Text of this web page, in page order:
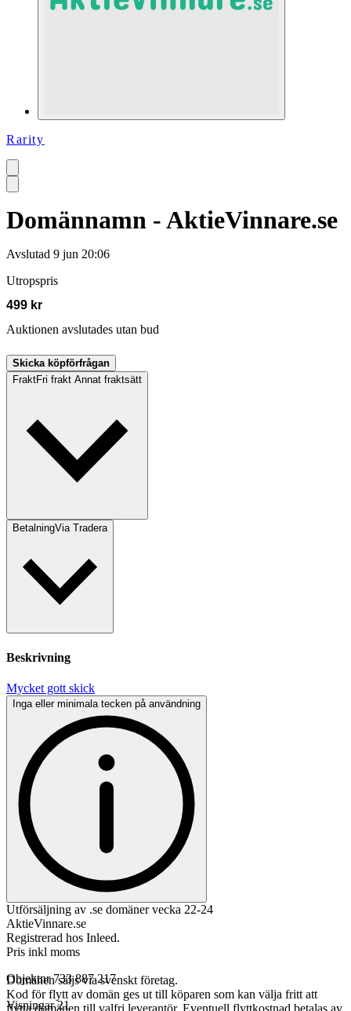
Rarity
Domännamn - AktieVinnare.se
Avslutad 9 jun 20:06
Utropspris
499 kr
Auktionen avslutades utan bud
Skicka köpförfrågan
FraktFri frakt Annat fraktsätt
BetalningVia Tradera
Beskrivning
Mycket gott skick
Inga eller minimala tecken på användning
Utförsäljning av .se domäner vecka 22-24
AktieVinnare.se
Registrerad hos Inleed.
Pris inkl moms
Domänen säljs via svenskt företag.
Kod för flytt av domän ges ut till köparen som kan välja fritt att
flytta domänen till valfri leverantör. Eventuell flyttkostnad betalas av
Objektnr 733 887 217
Visningar 21